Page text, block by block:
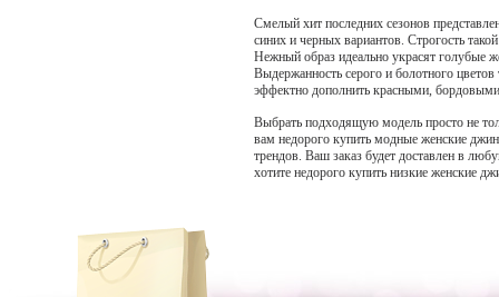
Смелый хит последних сезонов
синих и черных вариантов. Строгость
Нежный образ идеально украсят голубые
Выдержанность серого и болотного
эффектно дополнить красными,
Выбрать подходящую модель просто не
вам недорого купить модные женские
трендов. Ваш заказ будет доставлен в
хотите недорого купить низкие женские